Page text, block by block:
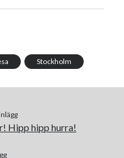
Stockholm
Hipp hipp hurra!